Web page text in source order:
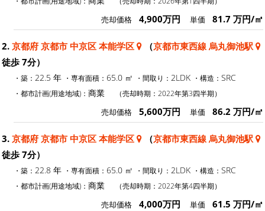
売却価格 4,900万円 単価 81.7 万円/㎡
2. 京都府 京都市 中京区 本能学区 （京都市東西線 烏丸御池駅
徒歩 7分）
・築： 22.5 年 ・専有面積： 65.0 ㎡ ・間取り： 2LDK ・構造： SRC
・都市計画(用途地域)： 商業 （売却時期：2022年第3四半期）
売却価格 5,600万円 単価 86.2 万円/㎡
3. 京都府 京都市 中京区 本能学区 （京都市東西線 烏丸御池駅
徒歩 7分）
・築： 22.8 年 ・専有面積： 65.0 ㎡ ・間取り： 2LDK ・構造： SRC
・都市計画(用途地域)： 商業 （売却時期：2022年第4四半期）
売却価格 4,000万円 単価 61.5 万円/㎡